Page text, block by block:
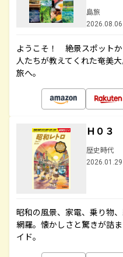
島旅
ようこそ！ 絶景スポット
人たちが教えてくれた奄美
旅へ。
Ｈ０３
歴史時代
昭和の風景、家電、乗り物
網羅。懐かしさと驚きが詰
イド。